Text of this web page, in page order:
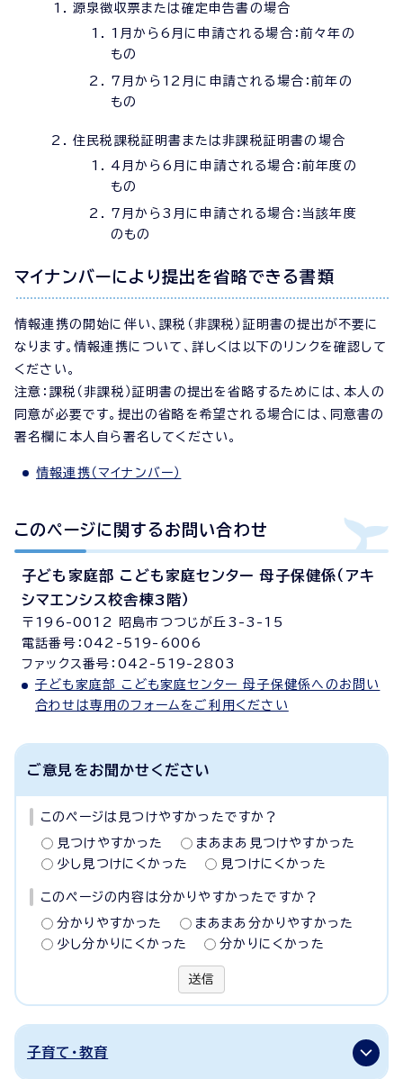
源泉徴収票または確定申告書の場合
1月から6月に申請される場合：前々年の
もの
7月から12月に申請される場合：前年の
もの
住民税課税証明書または非課税証明書の場合
4月から6月に申請される場合：前年度の
もの
7月から3月に申請される場合：当該年度
のもの
マイナンバーにより提出を省略できる書類
情報連携の開始に伴い、課税（非課税）証明書の提出が不要に
なります。情報連携について、詳しくは以下のリンクを確認して
ください。
注意：課税（非課税）証明書の提出を省略するためには、本人の
同意が必要です。提出の省略を希望される場合には、同意書の
署名欄に本人自ら署名してください。
情報連携（マイナンバー）
このページに関する お問い合わせ
子ども家庭部 こども家庭センター 母子保健係（アキ
シマエンシス校舎棟3階）
〒196-0012 昭島市つつじが丘3-3-15
電話番号：042-519-6006
ファックス番号：042-519-2803
子ども家庭部 こども家庭センター 母子保健係へのお問い
合わせは専用のフォームをご利用ください
ご意見をお聞かせください
このページは見つけやすかったですか？
見つけやすかった
まあまあ見つけやすかった
少し見つけにくかった
見つけにくかった
このページの内容は分かりやすかったですか？
分かりやすかった
まあまあ分かりやすかった
少し分かりにくかった
分かりにくかった
送信
子育て・教育